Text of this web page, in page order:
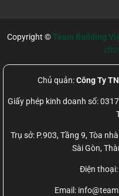
Copyright ©Team Building
Chủ quản:Công Ty
Giấy phép kinh doanh số:
Trụ sở: P.903, Tầng 9, Tòa
Sài Gòn,
Điện
Email: